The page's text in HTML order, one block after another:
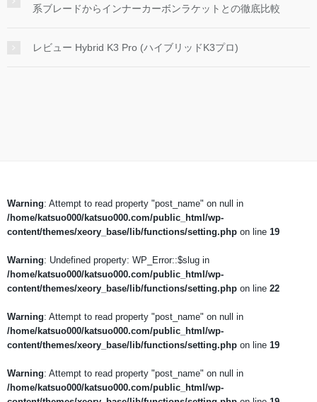
系ブレードからインナーカーボンラケットとの徹底比較
レビュー Hybrid K3 Pro (ハイブリッドK3プロ)
Warning: Attempt to read property "post_name" on null in
/home/katsuo000/katsuo000.com/public_html/wp-
content/themes/xeory_base/lib/functions/setting.php on line 19
Warning: Undefined property: WP_Error::$slug in
/home/katsuo000/katsuo000.com/public_html/wp-
content/themes/xeory_base/lib/functions/setting.php on line 22
Warning: Attempt to read property "post_name" on null in
/home/katsuo000/katsuo000.com/public_html/wp-
content/themes/xeory_base/lib/functions/setting.php on line 19
Warning: Attempt to read property "post_name" on null in
/home/katsuo000/katsuo000.com/public_html/wp-